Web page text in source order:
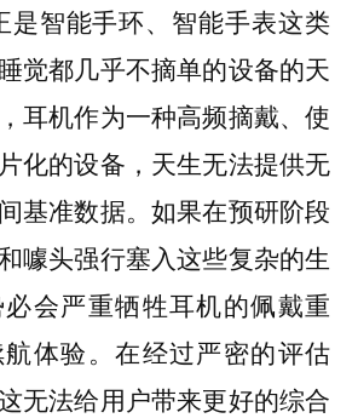
是智能手环、智能手表这类
觉都几乎不摘单的设备的天
耳机作为一种高频摘戴、使
化的设备，天生无法提供无
基准数据。如果在预研阶段
噱头强行塞入这些复杂的生
会严重牺牲耳机的佩戴重
体验。在经过严密的评估
无法给用户带来更好的综合